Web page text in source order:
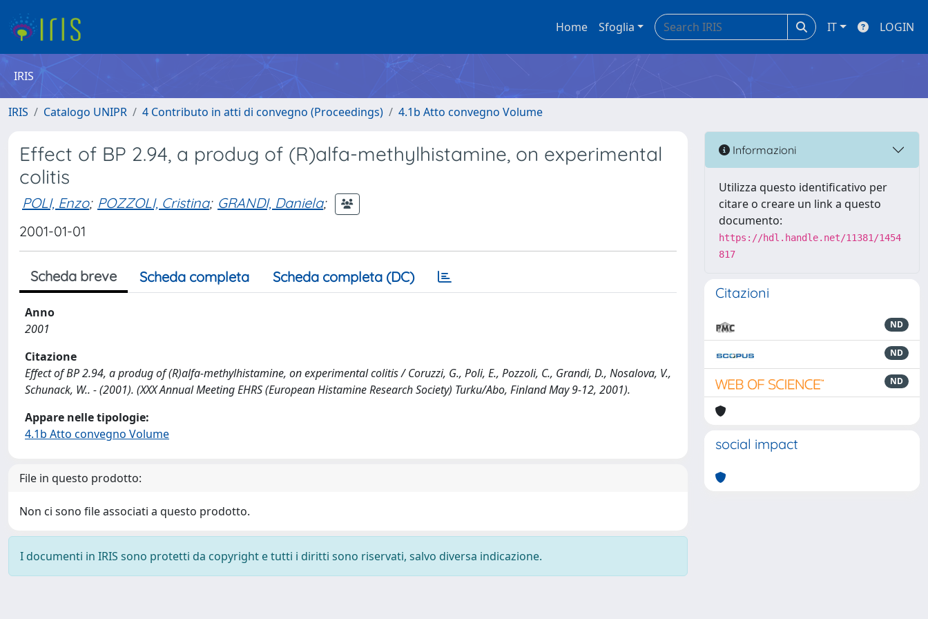
Home Sfoglia IT LOGIN
IRIS
IRIS Catalogo UNIPR 4 Contributo in atti di convegno (Proceedings) 4.1b Atto convegno Volume
Effect of BP 2.94, a produg of (R)alfa-methylhistamine, on experimental
colitis
POLI, Enzo; POZZOLI, Cristina; GRANDI, Daniela;
2001-01-01
Scheda breve Scheda completa Scheda completa (DC)
Anno
2001
Citazione
Effect of BP 2.94, a produg of (R)alfa-methylhistamine, on experimental colitis / Coruzzi, G., Poli, E., Pozzoli, C., Grandi, D., Nosalova, V.,
Schunack, W.. - (2001). (XXX Annual Meeting EHRS (European Histamine Research Society) Turku/Abo, Finland May 9-12, 2001).
Appare nelle tipologie:
4.1b Atto convegno Volume
File in questo prodotto:
Non ci sono file associati a questo prodotto.
I documenti in IRIS sono protetti da copyright e tutti i diritti sono riservati, salvo diversa indicazione.
Informazioni
Utilizza questo identificativo per
citare o creare un link a questo
documento:
https://hdl.handle.net/11381/1454
817
Citazioni
ND
ND
ND
social impact